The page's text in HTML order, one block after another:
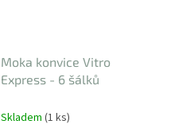
Moka konvice Vitro
Express - 6 šálků
Skladem (1 ks)